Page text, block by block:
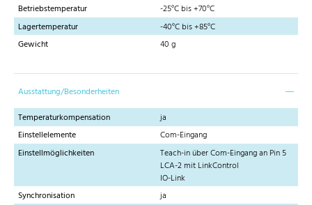
Betriebstemperatur
-25°C bis +70°C
Lagertemperatur
-40°C bis +85°C
Gewicht
40 g
Ausstattung/Besonderheiten
Temperaturkompensation
ja
Einstellelemente
Com-Eingang
Einstellmöglichkeiten
Teach-in über Com-Eingang an Pin 5
LCA-2 mit LinkControl
IO-Link
Synchronisation
ja